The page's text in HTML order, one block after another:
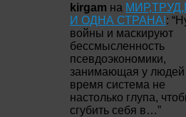
kirgam на
И ОДНА СТРАНА!: “
войны и маскируют
бессмысленность
псевдоэкономики,
занимающая у людей
время система не
настолько глупа,
сгубить себя в…”